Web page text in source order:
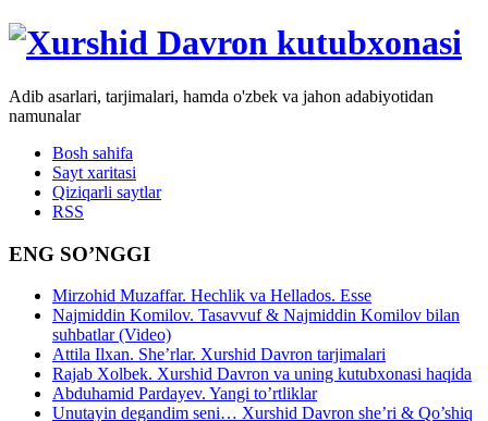
Adib asarlari, tarjimalari, hamda o'zbek va jahon adabiyotidan
namunalar
Bosh sahifa
Sayt xaritasi
Qiziqarli saytlar
RSS
ENG SO’NGGI
Mirzohid Muzaffar. Hechlik va Hellados. Esse
Najmiddin Komilov. Tasavvuf & Najmiddin Komilov bilan
suhbatlar (Video)
Attila Ilxan. She’rlar. Xurshid Davron tarjimalari
Rajab Xolbek. Xurshid Davron va uning kutubxonasi haqida
Abduhamid Pardayev. Yangi to’rtliklar
Unutayin degandim seni… Xurshid Davron she’ri & Qo’shiq